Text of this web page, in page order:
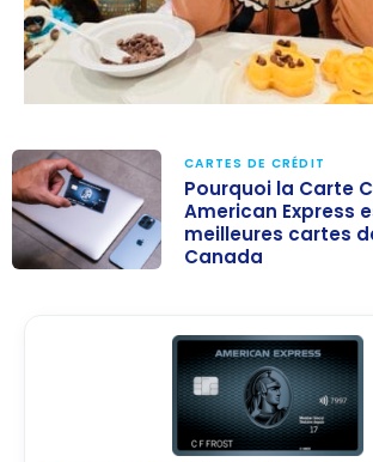
CARTES DE CRÉDIT
Pourquoi la Carte
American Express
meilleures cartes
Canada